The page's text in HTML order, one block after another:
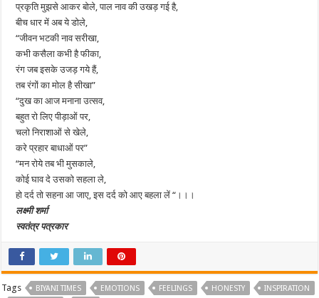
प्रकृति मुझसे आकर बोले, पाल नाव की उखड़ गई है,
बीच धार में अब ये डोले,
“जीवन भटकी नाव सरीखा,
कभी कसैला कभी है फीका,
रंग जब इसके उजड़ गये हैं,
तब रंगों का मोल है सीखा”
“दुख का आज मनाना उत्सव,
बहुत रो लिए पीड़ाओं पर,
चलो निराशाओं से खेले,
करे प्रहार बाधाओं पर”
“मन रोये तब भी मुसकाले,
कोई घाव दे उसको सहला ले,
हो दर्द तो सहना आ जाए, इस दर्द को आए बहला लें “।।।
लक्ष्मी शर्मा
स्वतंत्र पत्रकार
Tags BIYANI TIMES EMOTIONS FEELINGS HONESTY
INSPIRATION